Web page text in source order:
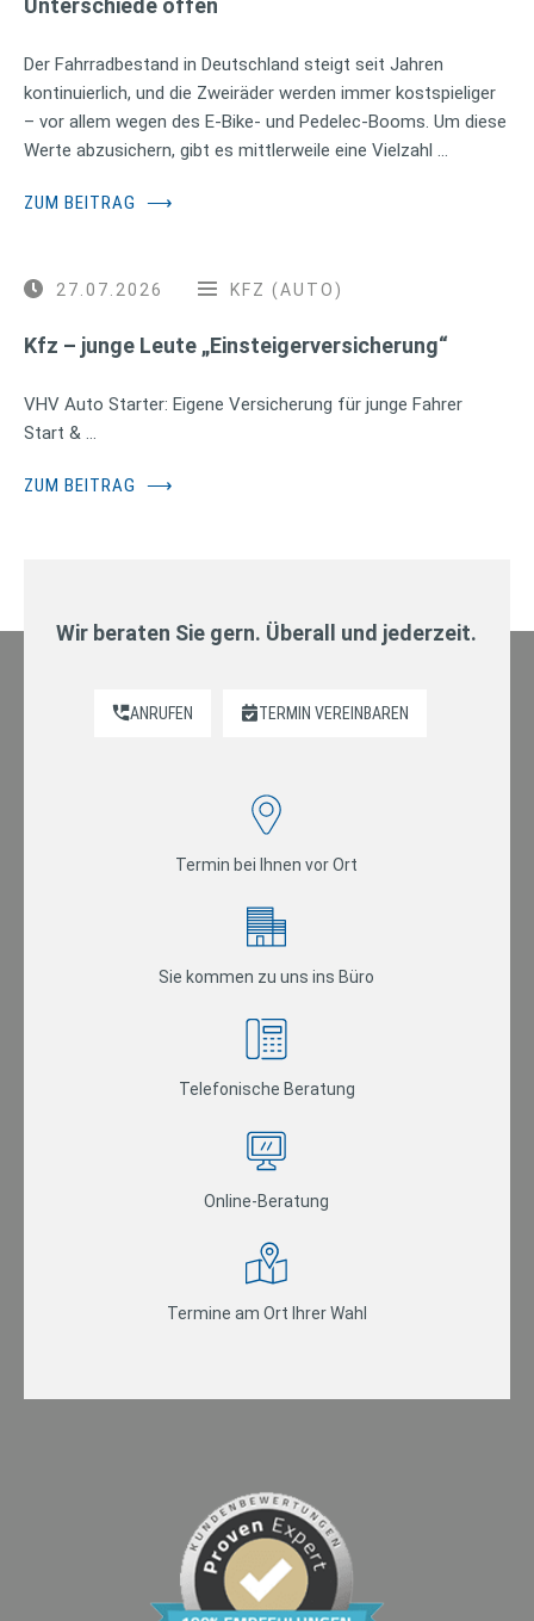
Unterschiede offen
Der Fahrradbestand in Deutschland steigt seit Jahren
kontinuierlich, und die Zweiräder werden immer kostspieliger
– vor allem wegen des E-Bike- und Pedelec-Booms. Um diese
Werte abzusichern, gibt es mittlerweile eine Vielzahl …
ZUM BEITRAG ⟶
27.07.2026 KFZ (AUTO)
Kfz – junge Leute „Einsteigerversicherung“
VHV Auto Starter: Eigene Versicherung für junge Fahrer
Start & …
ZUM BEITRAG ⟶
Wir beraten Sie gern. Überall und jederzeit.
ANRUFEN TERMIN VEREINBAREN
Termin bei Ihnen vor Ort
Sie kommen zu uns ins Büro
Telefonische Beratung
Online-Beratung
Termine am Ort Ihrer Wahl